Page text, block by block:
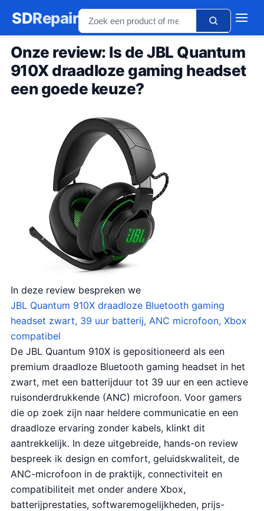
SDRepair
Onze review: Is de JBL Quantum
910X draadloze gaming headset
een goede keuze?
In deze review bespreken we
JBL Quantum 910X draadloze Bluetooth gaming
headset zwart, 39 uur batterij, ANC microfoon, Xbox
compatibel
De JBL Quantum 910X is gepositioneerd als een
premium draadloze Bluetooth gaming headset in het
zwart, met een batterijduur tot 39 uur en een actieve
ruisonderdrukkende (ANC) microfoon. Voor gamers
die op zoek zijn naar heldere communicatie en een
draadloze ervaring zonder kabels, klinkt dit
aantrekkelijk. In deze uitgebreide, hands-on review
bespreek ik design en comfort, geluidskwaliteit, de
ANC-microfoon in de praktijk, connectiviteit en
compatibiliteit met onder andere Xbox,
batterijprestaties, softwaremogelijkheden, prijs-